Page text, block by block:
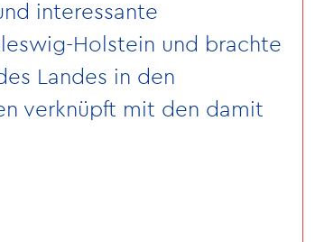
interessante
Holstein und brachte
Landes in den
verknüpft mit den damit